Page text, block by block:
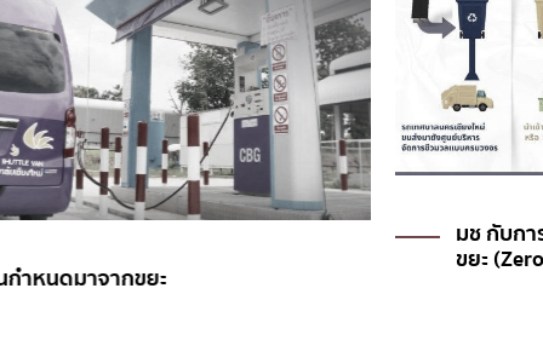
มช กับการแยกขยะก่อนทิ้ง สู่มหาวิทยาลัยปลอด